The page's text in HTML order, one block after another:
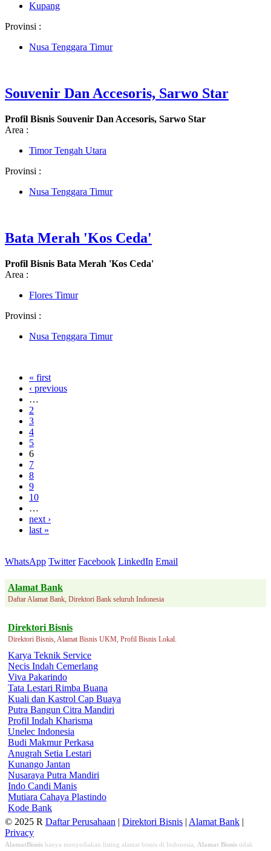
Kupang
Provinsi :
Nusa Tenggara Timur
Souvenir Dan Accesoris, Sarwo Star
Profil Bisnis Souvenir Dan Accesoris, Sarwo Star
Area :
Timor Tengah Utara
Provinsi :
Nusa Tenggara Timur
Bata Merah 'Kos Ceda'
Profil Bisnis Bata Merah 'Kos Ceda'
Area :
Flores Timur
Provinsi :
Nusa Tenggara Timur
« first
‹ previous
…
2
3
4
5
6
7
8
9
10
…
next ›
last »
WhatsApp Twitter Facebook LinkedIn Email
Alamat Bank
Daftar Alamat Bank, Direktori Bank seluruh Indonesia
Direktori Bisnis
Direktori Bisnis, Alamat Bisnis UKM, Profil Bisnis Lokal.
Karya Teknik Service
Necis Indah Cemerlang
Viva Pakarindo
Tata Lestari Rimba Buana
Kuali dan Kastrol Cap Buaya
Putra Bangun Citra Mandiri
Profil Indah Kharisma
Unelec Indonesia
Budi Makmur Perkasa
Anugrah Setia Lestari
Kunango Jantan
Nusaraya Putra Mandiri
Indo Candi Manis
Mutiara Cahaya Plastindo
Kode Bank
© 2025 R Daftar Perusahaan | Direktori Bisnis | Alamat Bank |
Privacy
AlamatBisnis hanya menyediakan listing alamat bisnis di Indonesia, Alamat Bisnis tidak